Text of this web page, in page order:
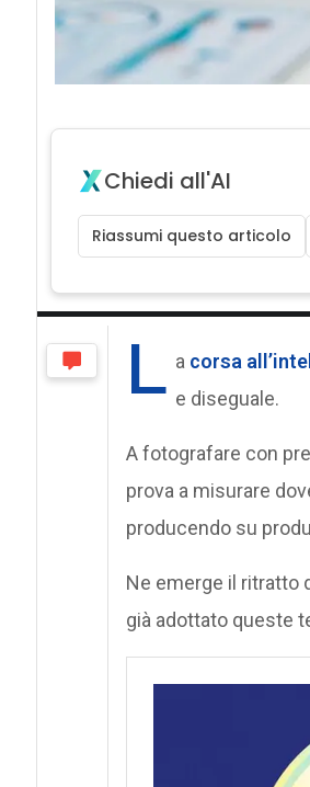
Chiedi all'AI
Riassumi questo articolo
L a corsa
e diseguale.
A fotografare con
prova a misurare
producendo su
Ne emerge il ritratto
già adottato queste